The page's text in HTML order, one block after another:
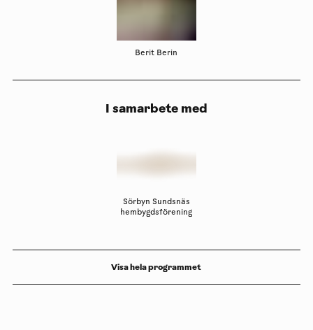
Berit Berin
I samarbete med
Sörbyn Sundsnäs
hembygdsförening
Visa hela programmet